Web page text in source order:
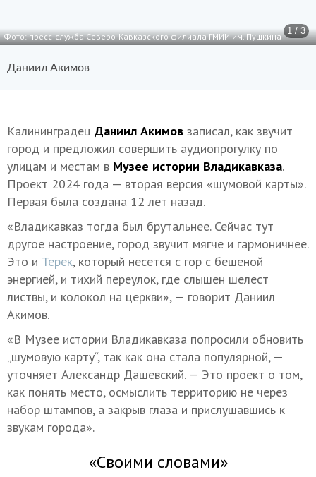
1 / 3
Фото: пресс-служба Северо-Кавказского филиала ГМИИ им. Пушкина
Даниил Акимов
Калининградец Даниил Акимов записал, как звучит
город и предложил совершить аудиопрогулку по
улицам и местам в Музее истории Владикавказа.
Проект 2024 года — вторая версия «шумовой карты».
Первая была создана 12 лет назад.
«Владикавказ тогда был брутальнее. Сейчас тут
другое настроение, город звучит мягче и гармоничнее.
Это и Терек, который несется с гор с бешеной
энергией, и тихий переулок, где слышен шелест
листвы, и колокол на церкви», — говорит Даниил
Акимов.
«В Музее истории Владикавказа попросили обновить
„шумовую карту“, так как она стала популярной, —
уточняет Александр Дашевский. — Это проект о том,
как понять место, осмыслить территорию не через
набор штампов, а закрыв глаза и прислушавшись к
звукам города».
«Своими словами»